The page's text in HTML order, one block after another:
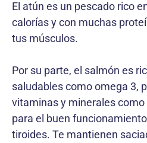
El atún es un pescado rico
calorías y con muchas
tus músculos.
Por su parte, el salmón es
saludables como omega 3,
vitaminas y minerales
para el buen
tiroides. Te mantienen